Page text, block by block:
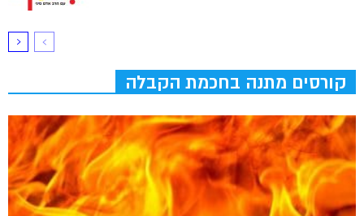
קורסים מתנה בחכמת הקבלה